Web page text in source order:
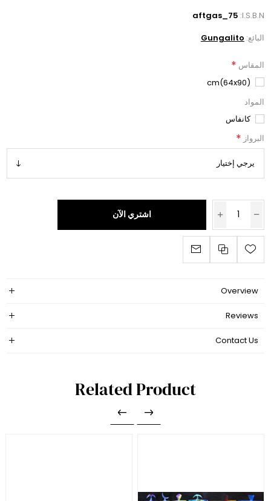
I.S.B.N:
aftgas_75
البائع: Gungalito
المقاس *
(64x90)cm
المواد
كانفاس
البرواز *
اشتري الآن
Overview
Reviews
Contact Us
Related Product